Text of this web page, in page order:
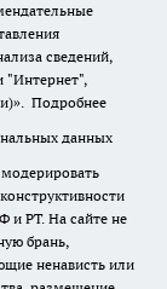
сведений,
"Интернет",
Подробнее
данных
и РТ. На сайте не
брань,
ненависть или